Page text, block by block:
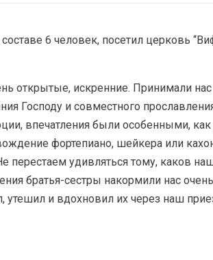
6 человек, посетил церковь
открытые, искренние. Принимали нас
Господу и совместного
впечатления были особенными, как
фортепиано, шейкера или
перестаем удивляться тому, каков
братья-сестры накормили нас
утешил и вдохновил их через наш